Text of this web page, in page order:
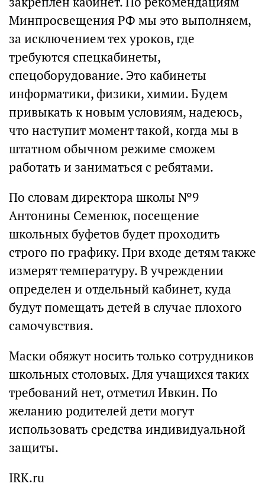
Минпросвещения РФ мы это выполняем,
за исключением тех уроков, где
требуются спецкабинеты,
спецоборудование. Это кабинеты
информатики, физики, химии. Будем
привыкать к новым условиям, надеюсь,
что наступит момент такой, когда мы в
штатном обычном режиме сможем
работать и заниматься с ребятами.
По словам директора школы №9
Антонины Семенюк, посещение
школьных буфетов будет проходить
строго по графику. При входе детям также
измерят температуру. В учреждении
определен и отдельный кабинет, куда
будут помещать детей в случае плохого
самочувствия.
Маски обяжут носить только сотрудников
школьных столовых. Для учащихся таких
требований нет, отметил Ивкин. По
желанию родителей дети могут
использовать средства индивидуальной
защиты.
IRK.ru